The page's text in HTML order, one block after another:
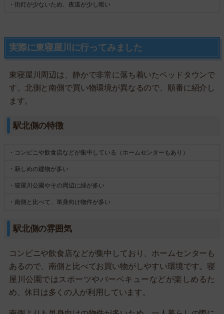
・街灯が少ないため、夜道が少し暗い
実際に東寝屋川に行ってみました
東寝屋川周辺は、静かで非常に落ち着いたベッドタウンで
す。北側と南側で買い物環境が異なるので、順番に紹介し
ます。
駅北側の特徴
・コンビニや飲食店などが集中している（ホームセンターもあり）
・新しめの建物が多い
・寝屋川公園やその周辺に緑が多い
・南側と比べて、単身向け物件が多い
駅北側の雰囲気
コンビニや飲食店などが集中しており、ホームセンターも
あるので、南側と比べてお買い物がしやすい環境です。寝
屋川公園ではスポーツやバーベキューなどが楽しめるた
め、休日は多くの人が利用しています。